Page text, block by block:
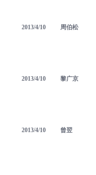
2013/4/10 周伯松
2013/4/10 黎广京
2013/4/10 曾翌